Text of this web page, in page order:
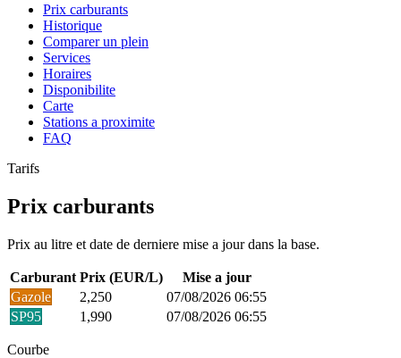
Prix carburants
Historique
Comparer un plein
Services
Horaires
Disponibilite
Carte
Stations a proximite
FAQ
Tarifs
Prix carburants
Prix au litre et date de derniere mise a jour dans la base.
Carburant Prix (EUR/L)
Mise a jour
Gazole
2,250
07/08/2026 06:55
SP95
1,990 07/08/2026 06:55
Courbe